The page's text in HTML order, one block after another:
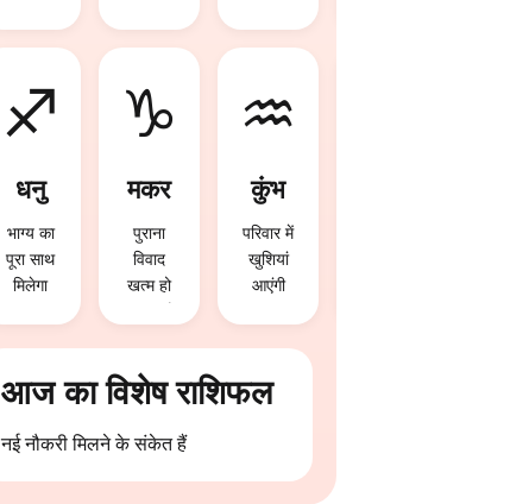
♐
धनु
भाग्य का
पूरा साथ
मिलेगा
♑
मकर
पुराना
विवाद
खत्म हो
♒
कुंभ
परिवार में
खुशियां
आएंगी
आज का विशेष राशिफल
नई नौकरी मिलने के संकेत हैं